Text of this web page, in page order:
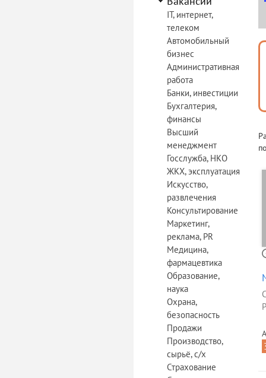
IT, интернет,
телеком
Автомобильный
бизнес
Административная
работа
Банки, инвестиции
Бухгалтерия,
финансы
Высший
менеджмент
Госслужба, НКО
ЖКХ, эксплуатация
Искусство,
развлечения
Консультирование
Маркетинг,
реклама, PR
Медицина,
фармацевтика
Образование,
наука
Охрана,
безопасность
Продажи
Производство,
сырьё, с/х
Страхование